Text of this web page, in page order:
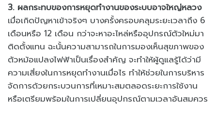
3. ผลกระทบของการหยุดทำงานของระบบอาจใหญ่หลวง
เมื่อเกิดปัญหาเข้าจริงๆ บางครั้งครอบคลุมระยะเวลาถึง 6
เดือนหรือ 12 เดือน กว่าจะหาอะไหล่หรืออุปกรณ์ตัวใหม่มา
ติดตั้งแทน ฉะนั้นความสามารถในการมองเห็นสุขภาพของ
ตัวหม้อแปลงไฟฟ้าเป็นเรื่องสำคัญ จะทำให้ผู้ดูแลรู้ได้ว่ามี
ความเสี่ยงในการหยุดทำงานเมื่อไร ทำให้ช่วยในการบริหาร
จัดการด้วยกระบวนการที่เหมาะสมตลอดระยะการใช้งาน
หรือเตรียมพร้อมในการเปลี่ยนอุปกรณ์ตามเวลาอันสมควร